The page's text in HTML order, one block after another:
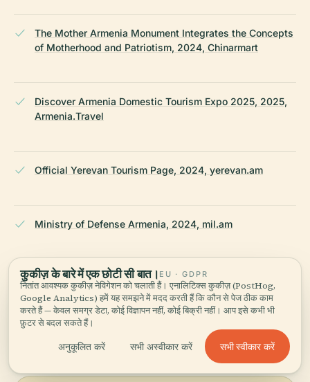
The Mother Armenia Monument Integrates the Concepts
of Motherhood and Patriotism, 2024, Chinarmart
Discover Armenia Domestic Tourism Expo 2025, 2025,
Armenia.Travel
Official Yerevan Tourism Page, 2024, yerevan.am
Ministry of Defense Armenia, 2024, mil.am
Wikipedia — Mother Armenia
अंतिम समीक्षा: APRIL 2026
Wikidata, विकिपीडिया और आधिकारिक स्रोतों से शोधित · तथ्य-जाँच पूर्ण ·
हम
अपनी गाइड कैसे बनाते हैं →
कुकीज़ के बारे में एक छोटी सी बात। EU · GDPR
नितांत आवश्यक कुकीज़ नेविगेशन को चलाती हैं। एनालिटिक्स कुकीज़ (PostHog,
Google Analytics) हमें यह समझने में मदद करती हैं कि कौन से पेज ठीक काम
करते हैं — केवल समग्र डेटा, कोई विज्ञापन नहीं, कोई बिक्री नहीं। आप इसे कभी भी
फ़ुटर से बदल सकते हैं।
अनुकूलित करें सभी अस्वीकार करें सभी स्वीकार करें